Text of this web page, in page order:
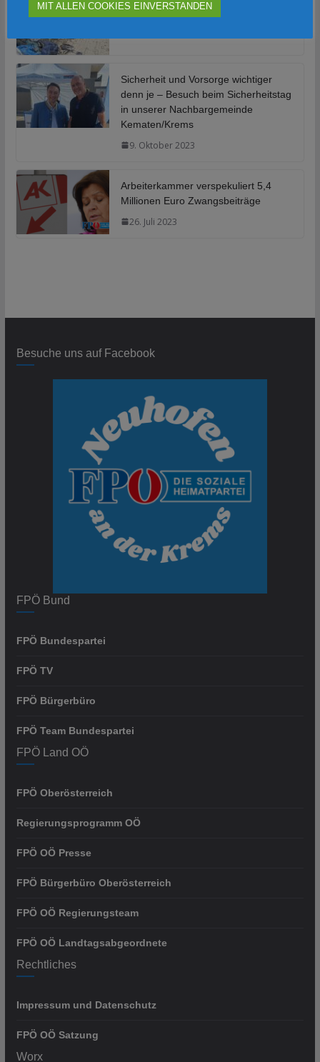
Migrantenstrom reißt nicht ab
Sicherheit und Vorsorge wichtiger
denn je – Besuch beim Sicherheitstag
in unserer Nachbargemeinde
Kematen/Krems
9. Oktober 2023
Arbeiterkammer verspekuliert 5,4
Millionen Euro Zwangsbeiträge
26. Juli 2023
Besuche uns auf Facebook
FPÖ Bund
FPÖ Bundespartei
FPÖ TV
FPÖ Bürgerbüro
FPÖ Team Bundespartei
FPÖ Land OÖ
FPÖ Oberösterreich
Regierungsprogramm OÖ
FPÖ OÖ Presse
FPÖ Bürgerbüro Oberösterreich
FPÖ OÖ Regierungsteam
FPÖ OÖ Landtagsabgeordnete
Rechtliches
Impressum und Datenschutz
FPÖ OÖ Satzung
Worx
MIT ALLEN COOKIES EINVERSTANDEN